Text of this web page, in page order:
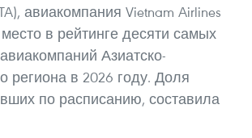
авиакомпания Vietnam Airlines
в рейтинге десяти самых
Азиатско-
региона в 2026 году. Доля
по расписанию, составила